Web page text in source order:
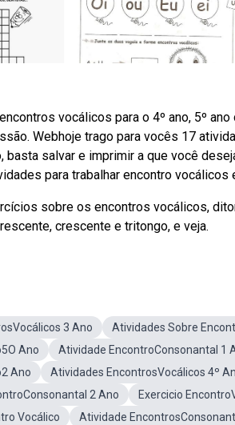
vocálicos para o 4º ano, 5º
Webhoje trago para vocês 17
basta salvar e imprimir a que você
para trabalhar encontro
sobre os encontros vocálicos,
crescente e tritongo, e veja.
3 Ano Atividades Sobre
Ano
Atividade EncontroConsonantal 1
Ano
Atividades EncontrosVocálicos 4º
2 Ano
Exercicio
Vocálico
Atividade